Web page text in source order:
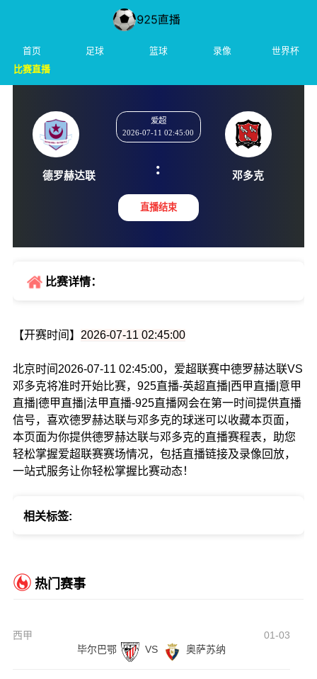
首页 足球 篮球 录像
世界杯
比赛直播
:
比赛详情：
【开赛时间】 2026-07-11 02:45:00
北京时间2026-07-11 02:45:00，爱超联赛中德罗赫达联VS
邓多克将准时开始比赛，925直播-英超直播|西甲直播|意甲
直播|德甲直播|法甲直播-925直播网会在第一时间提供直播
信号，喜欢德罗赫达联与邓多克的球迷可以收藏本页面，
本页面为你提供德罗赫达联与邓多克的直播赛程表，助您
轻松掌握爱超联赛赛场情况，包括直播链接及录像回放，
一站式服务让你轻松掌握比赛动态！
相关标签:
热门赛事
西甲
01-03
毕尔巴鄂
VS 奥萨苏纳